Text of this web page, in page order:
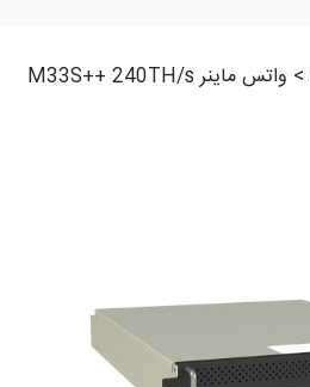
> واتس ماینر M33S++ 240TH/s